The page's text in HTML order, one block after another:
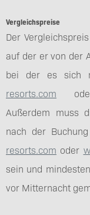
Vergleichspreise
Der
auf der er von der
bei der es sich
resorts.com
Außerdem muss
nach der
resorts.com oder
sein und
vor Mitternacht